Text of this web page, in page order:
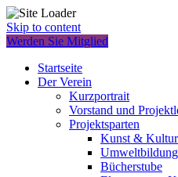
Skip to content
Werden Sie Mitglied
Startseite
Der Verein
Kurzportrait
Vorstand und
Projektsparten
Kunst & Kultur
Bücherstube